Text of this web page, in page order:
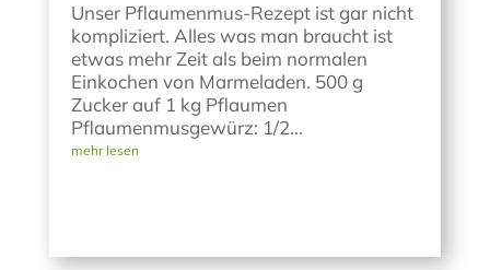
Unser Pflaumenmus-Rezept ist gar nicht
kompliziert. Alles was man braucht ist
etwas mehr Zeit als beim normalen
Einkochen von Marmeladen. 500 g
Zucker auf 1 kg Pflaumen
Pflaumenmusgewürz: 1/2...
mehr lesen